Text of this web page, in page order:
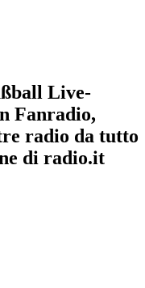
Live-
Fanradio,
radio da tutto
di radio.it